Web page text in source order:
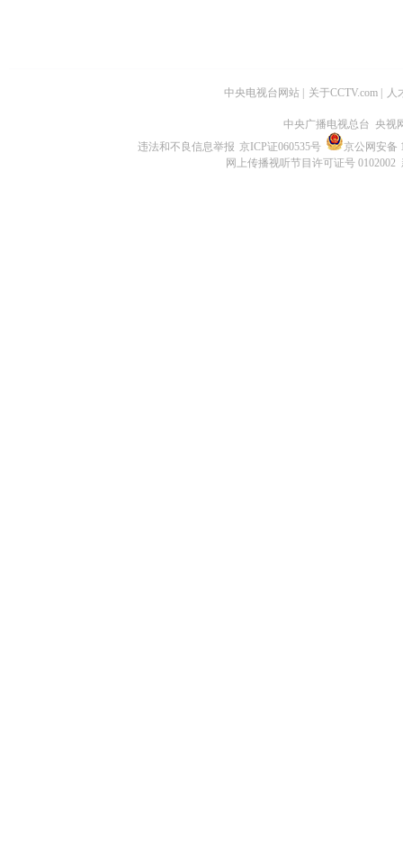
中央电视台网站 关于CCTV.com 人
中央广播电视总台 央视
违法和不良信息举报 京ICP证060535号
京公网安备
网上传播视听节目许可证号 0102002